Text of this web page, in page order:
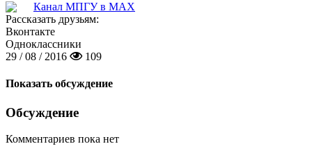
Канал МПГУ в MAX
Рассказать друзьям:
Вконтакте
Одноклассники
29 / 08 / 2016
109
Показать обсуждение
Обсуждение
Комментариев пока нет